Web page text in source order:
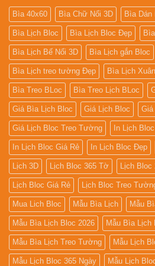
Bìa 40x60 Bìa Chữ Nổi 3D Bìa Dán
Bìa Lịch Bloc Bìa Lịch Bloc Đẹp
Bìa Lịch Bế Nổi 3D Bìa Lịch gắn Bloc
Bìa Lịch treo tường Đẹp Bìa Lịch Xuân
Bìa Treo BLoc Bìa Treo Lịch BLoc
Giá Bìa Lịch Bloc Giá Lịch Bloc Giá
Giá Lịch Bloc Treo Tường In Lịch
In Lịch Bloc Giá Rẻ In Lịch Bloc Đẹp
Lịch 3D Lịch Bloc 365 Tờ Lịch Bloc
Lịch Bloc Giá Rẻ Lịch Bloc Treo
Mua Lich Bloc Mẫu Bìa Lịch Mẫu
Mẫu Bìa Lịch Bloc 2026 Mẫu Bìa Lịch
Mẫu Bìa Lịch Treo Tường Mẫu Lịch
Mẫu Lịch Bloc 365 Ngày Mẫu Lịch